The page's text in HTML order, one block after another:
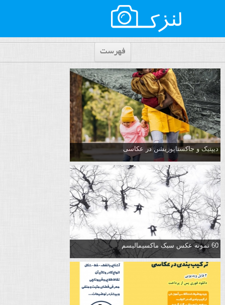
فهرست
دیپتیک و جاکستا‌پوزیشن در عکاسی
60 نمونه عکس سبک ماکسیمالیسم